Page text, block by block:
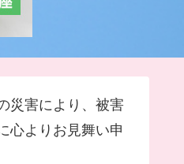
災害により、被害
心よりお見舞い申